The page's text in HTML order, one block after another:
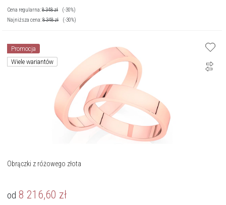
Cena regularna:8 348zł
(-30%)
Najniższa cena:8 348zł (-30%)
Promocja
Wiele wariantów
Obrączki z różowego złota
od 8 216,60 zł